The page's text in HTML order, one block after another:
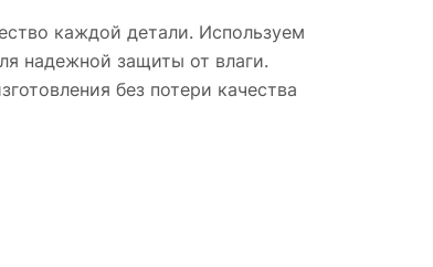
каждой детали. Используем
надежной защиты от влаги.
без потери качества